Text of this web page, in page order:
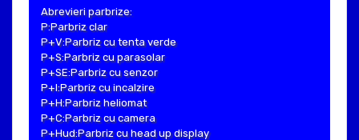
Abrevieri parbrize:
P:Parbriz clar
P+V:Parbriz cu tenta verde
P+S:Parbriz cu parasolar
P+SE:Parbriz cu senzor
P+I:Parbriz cu incalzire
P+H:Parbriz heliomat
P+C:Parbriz cu camera
P+Hud:Parbriz cu head up display